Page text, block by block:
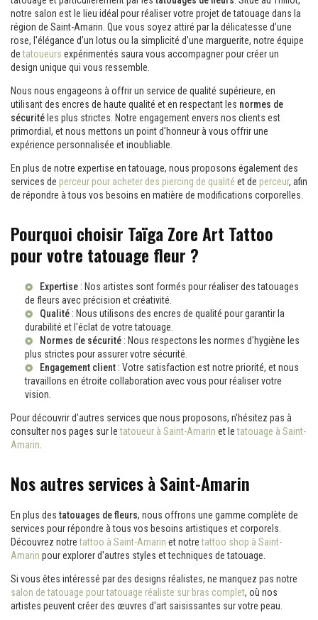
notre salon est le lieu idéal pour réaliser votre projet de tatouage dans la
région de Saint-Amarin. Que vous soyez attiré par la délicatesse d'une
rose, l'élégance d'un lotus ou la simplicité d'une marguerite, notre équipe
detatoueurs expérimentés saura vous accompagner pour créer un
design unique qui vous ressemble.
Nous nous engageons à offrir un service de qualité supérieure, en
utilisant des encres de haute qualité et en respectant les normes de
sécurité les plus strictes. Notre engagement envers nos clients est
primordial, et nous mettons un point d'honneur à vous offrir une
expérience personnalisée et inoubliable.
En plus de notre expertise en tatouage, nous proposons également des
services de perceur pour acheter des piercing de qualité et de perceur, afin
de répondre à tous vos besoins en matière de modifications corporelles.
Pourquoi choisir Taïga Zore Art Tattoo
pour votre tatouage fleur ?
Expertise : Nos artistes sont formés pour réaliser des tatouages
de fleurs avec précision et créativité.
Qualité : Nous utilisons des encres de qualité pour garantir la
durabilité et l'éclat de votre tatouage.
Normes de sécurité : Nous respectons les normes d'hygiène les
plus strictes pour assurer votre sécurité.
Engagement client : Votre satisfaction est notre priorité, et nous
travaillons en étroite collaboration avec vous pour réaliser votre
vision.
Pour découvrir d'autres services que nous proposons, n'hésitez pas à
consulter nos pages sur letatoueur à Saint-Amarin et letatouage à Saint-
Amarin
Nos autres services à Saint-Amarin
En plus des tatouages de fleurs, nous offrons une gamme complète de
services pour répondre à tous vos besoins artistiques et corporels.
Découvrez notretattoo à Saint-Amarin et notretattoo shop à Saint-
Amarin pour explorer d'autres styles et techniques de tatouage.
Si vous êtes intéressé par des designs réalistes, ne manquez pas notre
salon de tatouage pour tatouage réaliste sur bras complet, où nos
artistes peuvent créer des œuvres d'art saisissantes sur votre peau.